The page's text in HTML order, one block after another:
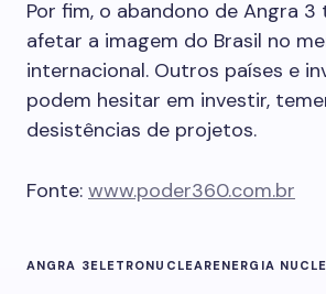
Por fim, o abandono de Angra
afetar a imagem do Brasil no
internacional. Outros países e
podem hesitar em investir,
desistências de projetos.
Fonte: www.poder360.com.br
ANGRA 3ELETRONUCLEARENERGIA